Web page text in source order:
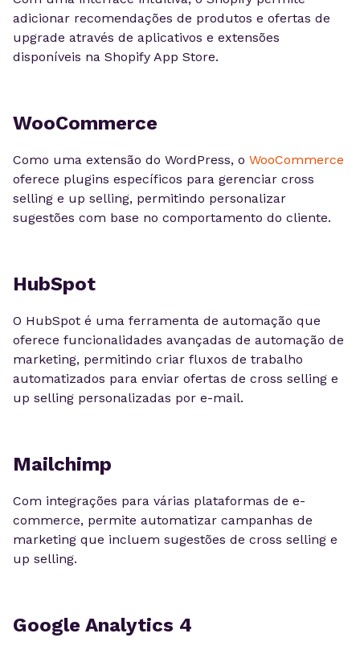
adicionar recomendações de produtos e ofertas de
upgrade através de aplicativos e extensões
disponíveis na Shopify App Store.
WooCommerce
Como uma extensão do WordPress, o WooCommerce
oferece plugins específicos para gerenciar cross
selling e up selling, permitindo personalizar
sugestões com base no comportamento do cliente.
HubSpot
O HubSpot é uma ferramenta de automação que
oferece funcionalidades avançadas de automação de
marketing, permitindo criar fluxos de trabalho
automatizados para enviar ofertas de cross selling e
up selling personalizadas por e-mail.
Mailchimp
Com integrações para várias plataformas de e-
commerce, permite automatizar campanhas de
marketing que incluem sugestões de cross selling e
up selling.
Google Analytics 4